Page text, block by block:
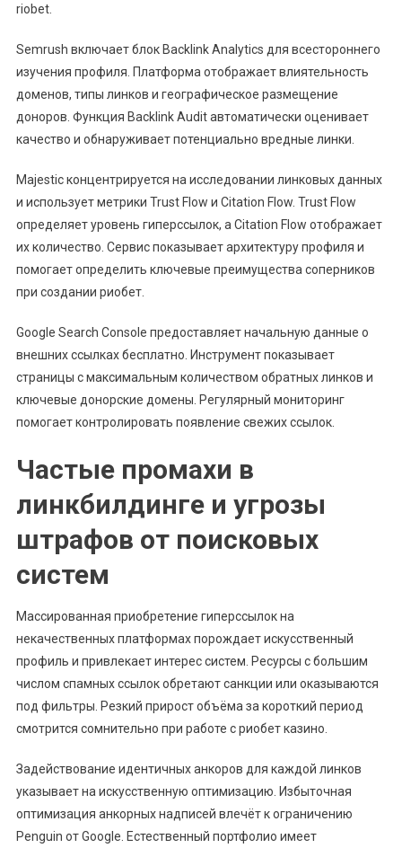
riobet.
Semrush включает блок Backlink Analytics для всестороннего
изучения профиля. Платформа отображает влиятельность
доменов, типы линков и географическое размещение
доноров. Функция Backlink Audit автоматически оценивает
качество и обнаруживает потенциально вредные линки.
Majestic концентрируется на исследовании линковых данных
и использует метрики Trust Flow и Citation Flow. Trust Flow
определяет уровень гиперссылок, а Citation Flow отображает
их количество. Сервис показывает архитектуру профиля и
помогает определить ключевые преимущества соперников
при создании риобет.
Google Search Console предоставляет начальную данные о
внешних ссылках бесплатно. Инструмент показывает
страницы с максимальным количеством обратных линков и
ключевые донорские домены. Регулярный мониторинг
помогает контролировать появление свежих ссылок.
Частые промахи в
линкбилдинге и угрозы
штрафов от поисковых
систем
Массированная приобретение гиперссылок на
некачественных платформах порождает искусственный
профиль и привлекает интерес систем. Ресурсы с большим
числом спамных ссылок обретают санкции или оказываются
под фильтры. Резкий прирост объёма за короткий период
смотрится сомнительно при работе с риобет казино.
Задействование идентичных анкоров для каждой линков
указывает на искусственную оптимизацию. Избыточная
оптимизация анкорных надписей влечёт к ограничению
Penguin от Google. Естественный портфолио имеет